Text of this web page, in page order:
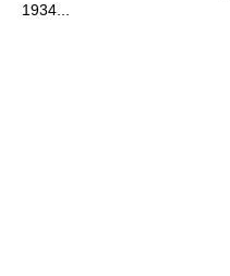
1934...